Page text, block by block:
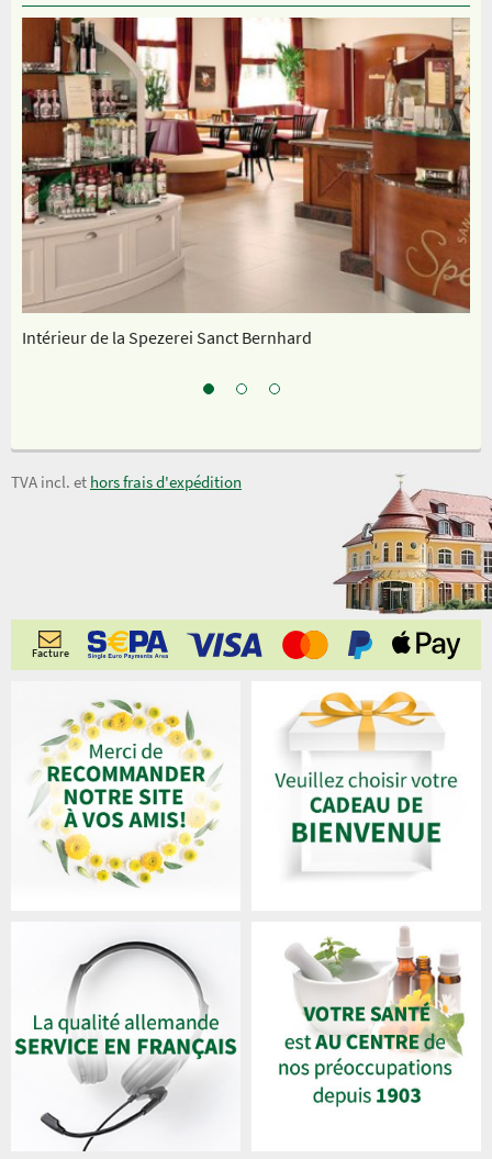
Intérieur de la Spezerei Sanct Bernhard
TVA incl. et hors frais d'expédition
Facture